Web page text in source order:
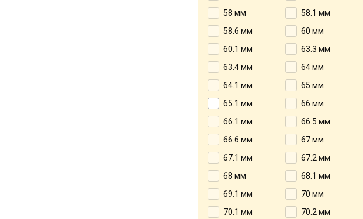
58 мм
58.1 мм
58.6 мм
60 мм
60.1 мм
63.3 мм
63.4 мм
64 мм
64.1 мм
65 мм
65.1 мм
66 мм
66.1 мм
66.5 мм
66.6 мм
67 мм
67.1 мм
67.2 мм
68 мм
68.1 мм
69.1 мм
70 мм
70.1 мм
70.2 мм